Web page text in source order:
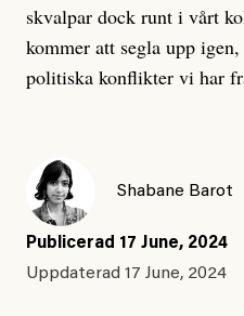
skvalpar dock runt i vårt
kommer att segla upp
politiska konflikter vi har
Shabane Barot
Publicerad 17 June, 2024
Uppdaterad 17 June, 2024